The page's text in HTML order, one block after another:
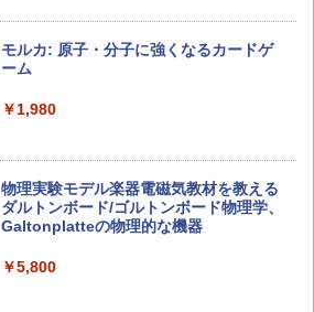
￥2,200
カウンセリングとは何か 変化するという
こと (講談社現代新書 2787)
何回も書ける! れんしゅうボード ひらが
な・カタカナ・すうじ・ABC 3歳以上 知
【くもん出版公式特別セット】くもん出
版(KUMON PUBLISHING) くもんの日本
知育玩具 おもちゃ 5歳以上 KUMON PN-
中学英語をもう一度ひとつひとつわかり
￥2,750
￥4,290
モルカ: 原子・分子に強くなるカードゲ
ーム
￥1,980
物理実験モデル楽器電磁気教材を教える
ダルトンボード/ゴルトンボード物理学、
Galtonplatteの物理的な機器
￥5,800